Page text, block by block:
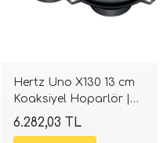
Hertz Uno X130 13 cm
Koaksiyel Hoparlör |
160 W | 4 Ohm |
SPLHIFI
6.282,03 TL